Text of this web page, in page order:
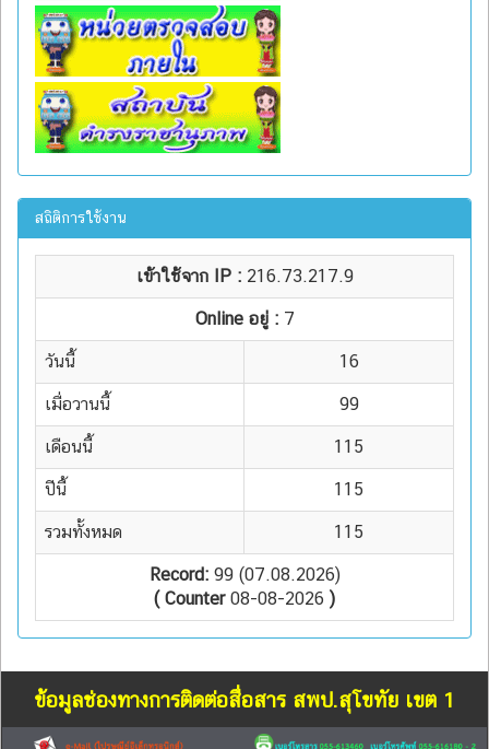
สถิติการใช้งาน
เข้าใช้จาก IP : 216.73.217.9
Online อยู่ : 7
วันนี้ 16
เมื่อวานนี้ 99
เดือนนี้ 115
ปีนี้ 115
รวมทั้งหมด 115
Record:99 (07.08.2026)
( Counter08-08-2026 )
ข้อมูลช่องทางการติดต่อสื่อสาร สพป.สุโขทัย เขต 1